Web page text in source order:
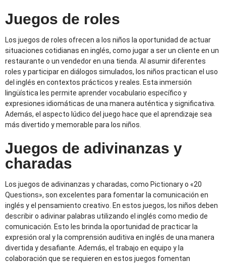
Juegos de roles
Los juegos de roles ofrecen a los niños la oportunidad de actuar
situaciones cotidianas en inglés, como jugar a ser un cliente en un
restaurante o un vendedor en una tienda. Al asumir diferentes
roles y participar en diálogos simulados, los niños practican el uso
del inglés en contextos prácticos y reales. Esta inmersión
lingüística les permite aprender vocabulario específico y
expresiones idiomáticas de una manera auténtica y significativa.
Además, el aspecto lúdico del juego hace que el aprendizaje sea
más divertido y memorable para los niños.
Juegos de adivinanzas y
charadas
Los juegos de adivinanzas y charadas, como Pictionary o «20
Questions», son excelentes para fomentar la comunicación en
inglés y el pensamiento creativo. En estos juegos, los niños deben
describir o adivinar palabras utilizando el inglés como medio de
comunicación. Esto les brinda la oportunidad de practicar la
expresión oral y la comprensión auditiva en inglés de una manera
divertida y desafiante. Además, el trabajo en equipo y la
colaboración que se requieren en estos juegos fomentan